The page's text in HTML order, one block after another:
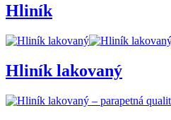
Hliník
Hliník lakovaný